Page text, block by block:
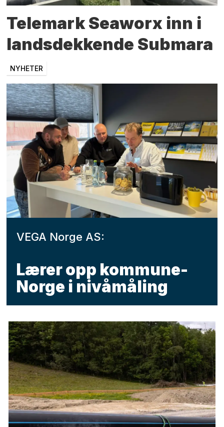
Telemark Seaworx inn i
landsdekkende Submara
NYHETER
VEGA Norge AS:
Lærer opp kommune-
Norge i nivåmåling